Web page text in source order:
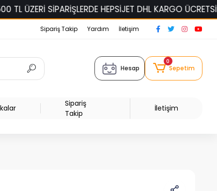
HEPSİJET DHL KARGO ÜCRETSİZ!
Sipariş Takip Yardım İletişim
Hesap
0
Sepetim
Sipariş
Takip
İletişim